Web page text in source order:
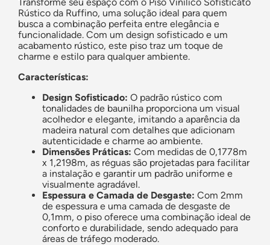
Rústico da Ruffino, uma solução ideal para quem
busca a combinação perfeita entre elegância e
funcionalidade. Com um design sofisticado e um
acabamento rústico, este piso traz um toque de
charme e estilo para qualquer ambiente.
Características:
Design Sofisticado: O padrão rústico com
tonalidades de baunilha proporciona um visual
acolhedor e elegante, imitando a aparência da
madeira natural com detalhes que adicionam
autenticidade e charme ao ambiente.
Dimensões Práticas: Com medidas de 0,1778m
x 1,2198m, as réguas são projetadas para facilitar
a instalação e garantir um padrão uniforme e
visualmente agradável.
Espessura e Camada de Desgaste: Com 2mm
de espessura e uma camada de desgaste de
0,1mm, o piso oferece uma combinação ideal de
conforto e durabilidade, sendo adequado para
áreas de tráfego moderado.